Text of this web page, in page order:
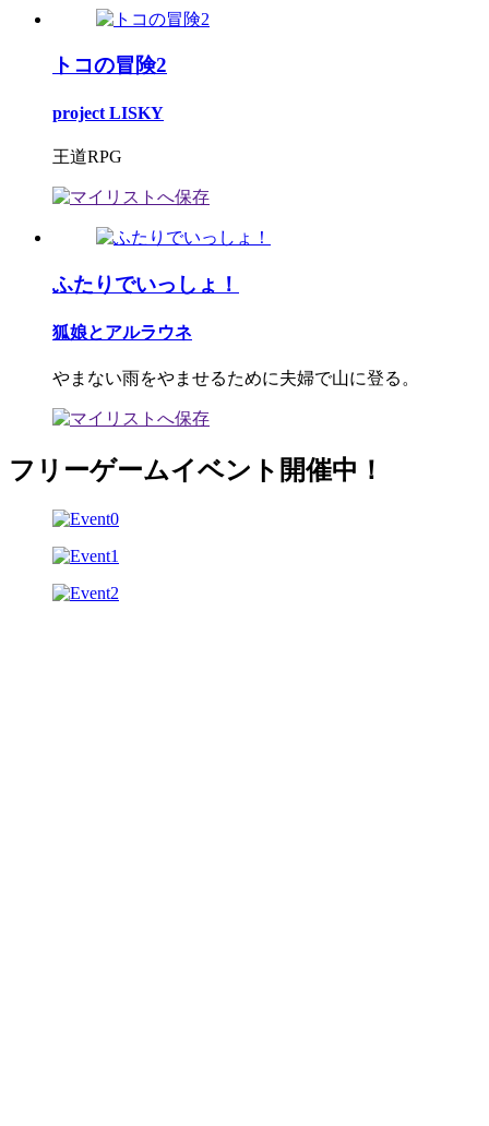
トコの冒険2
project LISKY
王道RPG
ふたりでいっしょ！
狐娘とアルラウネ
やまない雨をやませるために夫婦で山に登る。
フリーゲームイベント開催中！